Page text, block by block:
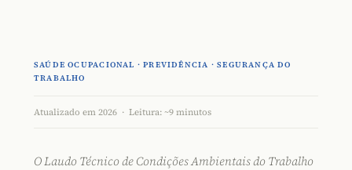
SAÚDE OCUPACIONAL · PREVIDÊNCIA · SEGURANÇA DO
TRABALHO
Atualizado em 2026 · Leitura: ~9 minutos
OLaudo Técnico de Condições Ambientais do Trabalho